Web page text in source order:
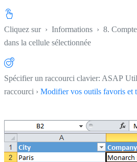
Cliquez sur › Informations › 8.
dans la cellule sélectionnée
Spécifier un raccourci clavier: ASAP
raccourci › Modifier vos outils favoris et